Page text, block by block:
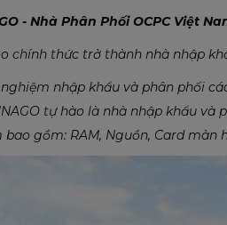
- Nhà Phân Phối OCPC Việt
chính thức trở thành nhà nhập
nhập khẩu và phân phối
tự hào là nhà nhập khẩu và
gồm: RAM, Nguồn, Card màn